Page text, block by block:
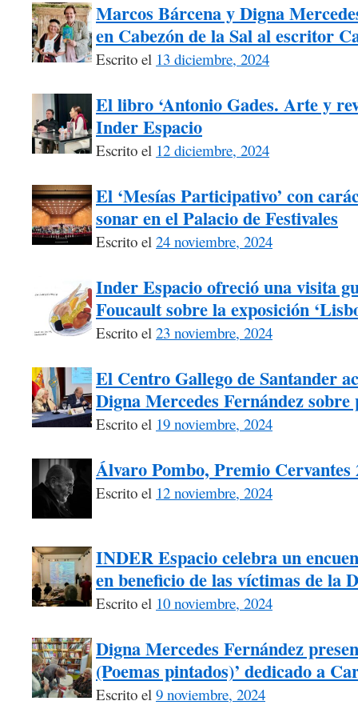
Marcos Bárcena y Digna
en Cabezón de la Sal al escritor
Escrito el 13 diciembre, 2024
El libro ‘Antonio Gades. Arte y
Inder Espacio
Escrito el 12 diciembre, 2024
El ‘Mesías Participativo’ con
sonar en el Palacio de Festivales
Escrito el 24 noviembre, 2024
Inder Espacio ofreció una visita
Foucault sobre la exposición
Escrito el 23 noviembre, 2024
El Centro Gallego de Santander
Digna Mercedes Fernández
Escrito el 19 noviembre, 2024
Álvaro Pombo, Premio Cervantes
Escrito el 12 noviembre, 2024
INDER Espacio celebra un
en beneficio de las víctimas de la
Escrito el 10 noviembre, 2024
Digna Mercedes Fernández
(Poemas pintados)’ dedicado a
Escrito el 9 noviembre, 2024